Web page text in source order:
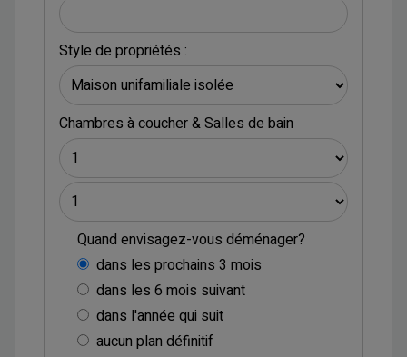
Style de propriétés :
Chambres à coucher&Salles de bain
Quand envisagez-vous déménager?
dans les prochains 3 mois
dans les 6 mois suivant
dans l'année qui suit
aucun plan définitif